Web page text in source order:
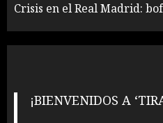
Crisis en el Real Madrid:
¡BIENVENIDOS A